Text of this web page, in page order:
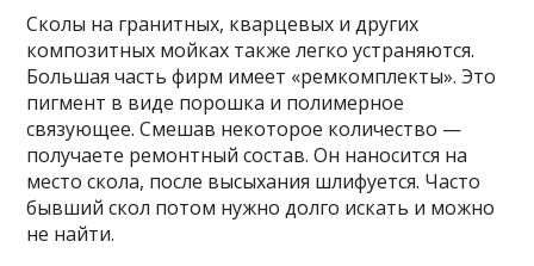
Сколы на гранитных, кварцевых и других
композитных мойках также легко устраняются.
Большая часть фирм имеет «ремкомплекты». Это
пигмент в виде порошка и полимерное
связующее. Смешав некоторое количество —
получаете ремонтный состав. Он наносится на
место скола, после высыхания шлифуется. Часто
бывший скол потом нужно долго искать и можно
не найти.